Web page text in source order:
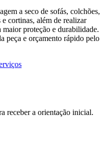
a seco de sofás, colchões,
e cortinas, além de realizar
maior proteção e durabilidade.
peça e orçamento rápido pelo
receber a orientação inicial.